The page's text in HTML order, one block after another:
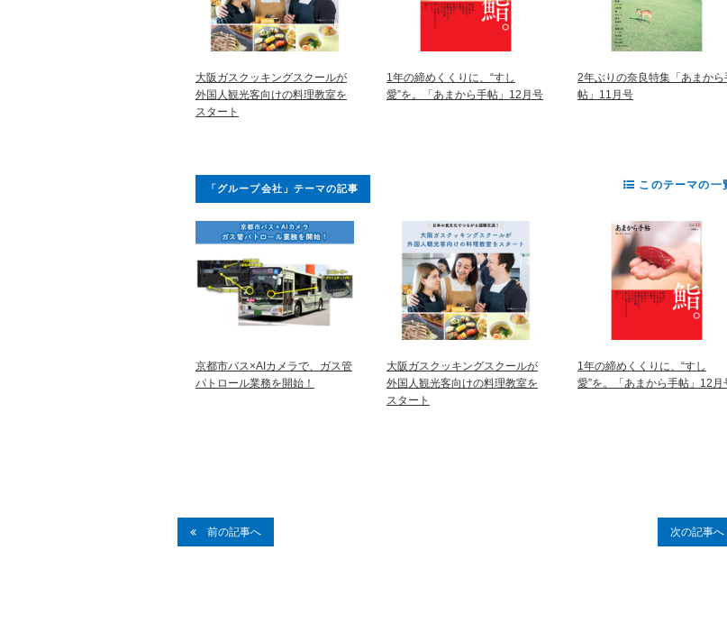
大阪ガスクッキングスクールが
外国人観光客向けの料理教室を
スタート
1年の締めくくりに、“すし
愛”を。「あまから手帖」12月号
2年ぶりの奈良特集「あまから
帖」11月号
「グループ会社」テーマの記事
京都市バス×AIカメラで、ガス管
パトロール業務を開始！
大阪ガスクッキングスクールが
外国人観光客向けの料理教室を
スタート
1年の締めくくりに、“すし
愛”を。「あまから手帖」12月
このテーマの一
前の記事へ 次の記事